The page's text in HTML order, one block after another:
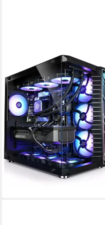
Panorama XL 14 Gaming-PC
Intel Core i9 Prozessor
RTX 5090 32 GB Grafikkarte
4000 GB Speicherkapazität
7.399,00 €
214,81 €mtl. in 48 Raten
lieferbar - in 5-6 Werktagen bei dir